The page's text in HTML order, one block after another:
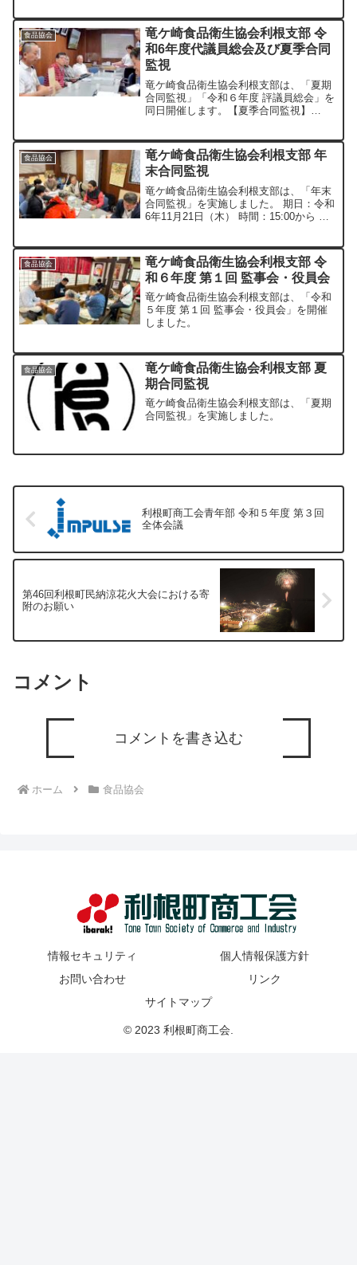
食品協会
竜ケ崎食品衛生協会利根支部 令
和6年度代議員総会及び夏季合同
監視
竜ケ崎食品衛生協会利根支部は、「夏期
合同監視」「令和６年度 評議員総会」を
同日開催します。【夏季合同監視】
工会館 1階 会議室 内 容：巡回し、資
料のポス...
食品協会
竜ケ崎食品衛生協会利根支部 年
末合同監視
竜ケ崎食品衛生協会利根支部は、「年末
合同監視」を実施しました。 期日：令和
6年11月21日（木） 時間：15:00から 集
す。
食品協会
竜ケ崎食品衛生協会利根支部 令
和６年度 第１回 監事会・役員会
竜ケ崎食品衛生協会利根支部は、「令和
５年度 第１回 監事会・役員会」を開催
しました。
食品協会
竜ケ崎食品衛生協会利根支部 夏
期合同監視
竜ケ崎食品衛生協会利根支部は、「夏期
合同監視」を実施しました。
利根町商工会青年部 令和５年度 第３回
全体会議
第46回利根町民納涼花火大会における寄
附のお願い
コメント
コメントを書き込む
ホーム 食品協会
情報セキュリティ
個人情報保護方針
お問い合わせ
リンク
サイトマップ
© 2023 利根町商工会.